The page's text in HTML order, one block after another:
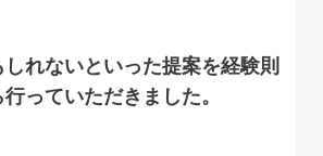
れないといった提案を経験則
っていただきました。